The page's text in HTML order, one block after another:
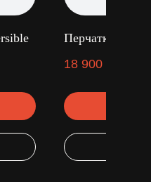
Перчатки Gyes
18 900